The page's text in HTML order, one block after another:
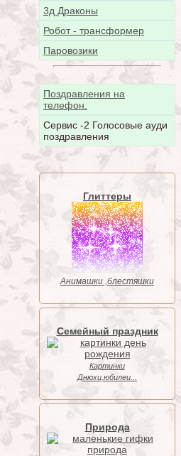
3д Драконы
Робот - трансформер
Паровозики
Поздравления на
телефон.
Сервис -2 Голосовые ауди
поздравления
Глиттеры
Анимашки ,блестяшки
Семейный праздник
Картинки
Днюхи,юбилеи...
Природа